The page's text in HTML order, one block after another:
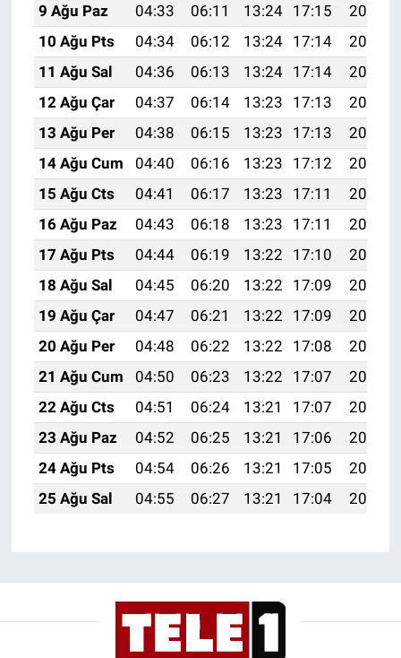
9 Ağu Paz
04:33 06:11 13:24 17:15
20:27
10 Ağu Pts
04:34 06:12 13:24 17:14
20:25
11 Ağu Sal
04:36 06:13 13:24 17:14
20:24
12 Ağu Çar
04:37 06:14 13:23 17:13
20:23
13 Ağu Per
04:38 06:15 13:23 17:13
20:21
14 Ağu Cum
04:40 06:16 13:23 17:12
20:20
15 Ağu Cts
04:41 06:17 13:23 17:11
20:19
16 Ağu Paz
04:43 06:18 13:23 17:11
20:17
17 Ağu Pts
04:44 06:19 13:22 17:10
20:16
18 Ağu Sal
04:45 06:20 13:22 17:09
20:15
19 Ağu Çar
04:47 06:21 13:22 17:09
20:13
20 Ağu Per
04:48 06:22 13:22 17:08
20:12
21 Ağu Cum
04:50 06:23 13:22 17:07
20:10
22 Ağu Cts
04:51 06:24 13:21 17:07
20:09
23 Ağu Paz
04:52 06:25 13:21 17:06
20:07
24 Ağu Pts
04:54 06:26 13:21 17:05
20:06
25 Ağu Sal
04:55 06:27 13:21 17:04 20:04
Popüler
Programlar
Sağlık
Spor
Teknoloji
Türkiye'nin Geleceği
Türkiye'nin Gündemi
Yerel Gündem
Yerel Yaşam
Canlı Yayın